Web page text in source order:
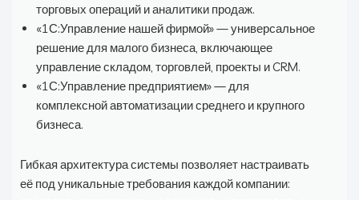
торговых операций и аналитики продаж.
«1С:Управление нашей фирмой» — универсальное
решение для малого бизнеса, включающее
управление складом, торговлей, проекты и CRM.
«1С:Управление предприятием» — для
комплексной автоматизации среднего и крупного
бизнеса.
Гибкая архитектура системы позволяет настраивать
её под уникальные требования каждой компании: